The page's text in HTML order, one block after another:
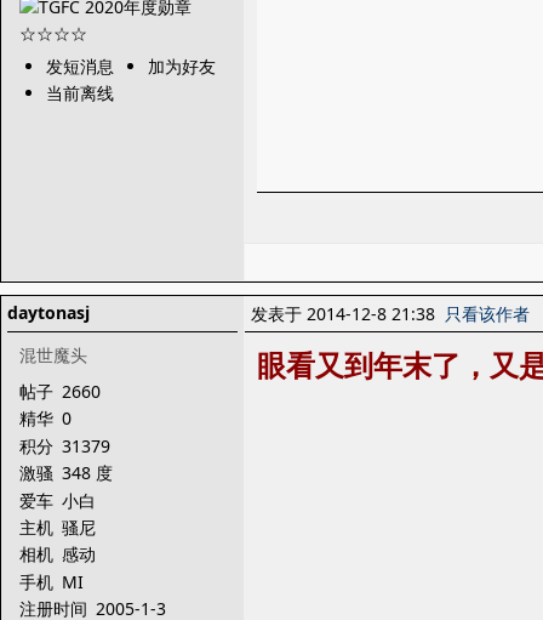
发短消息
加为好友
当前离线
daytonasj
混世魔头
帖子 2660
精华 0
积分 31379
激骚 348 度
爱车 小白
主机 骚尼
相机 感动
手机 MI
注册时间 2005-1-3
发表于 2014-12-8 21:38 只看该作者
眼看又到年末了，又